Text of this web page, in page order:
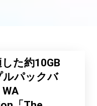
た約10GB
ルパックバ